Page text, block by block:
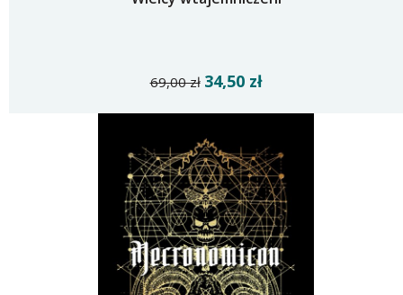
69,00 zł 34,50 zł